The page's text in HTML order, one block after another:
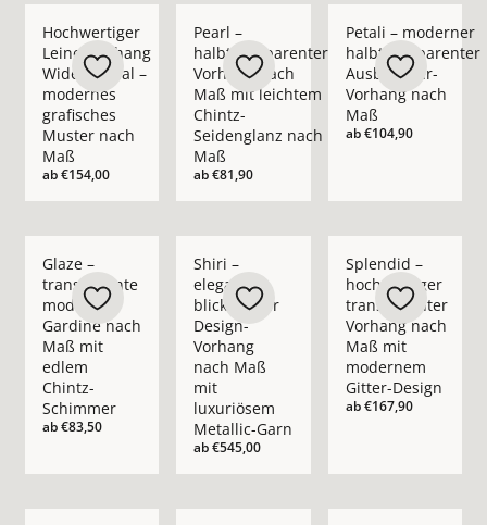
Hochwertiger
Leinenvorhang
Wide Appeal –
modernes
grafisches
Muster nach
Maß
ab€154,00
Pearl –
halbtransparenter
Vorhang nach
Maß mit leichtem
Chintz-
Seidenglanz nach
Maß
ab€81,90
Petali – moderner
halbtransparenter
Ausbrenner-
Vorhang nach
Maß
ab€104,90
Glaze –
transparente
moderne
Gardine nach
Maß mit
edlem
Chintz-
Schimmer
ab€83,50
Shiri –
eleganter
blickdichter
Design-
Vorhang
nach Maß
mit
luxuriösem
Metallic-Garn
ab€545,00
Splendid –
hochwertiger
transparenter
Vorhang nach
Maß mit
modernem
Gitter-Design
ab€167,90